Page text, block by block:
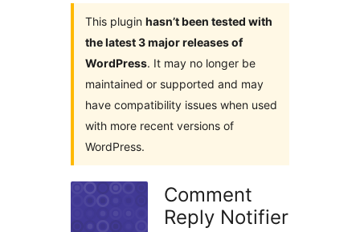
This plugin hasn’t been tested with
the latest 3 major releases of
WordPress. It may no longer be
maintained or supported and may
have compatibility issues when used
with more recent versions of
WordPress.
Comment
Reply Notifier